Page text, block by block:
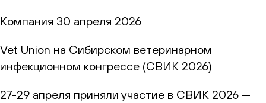
Компания 30 апреля 2026
Vet Union на Сибирском ветеринарном
инфекционном конгрессе (СВИК 2026)
27-29 апреля приняли участие в СВИК 2026 —